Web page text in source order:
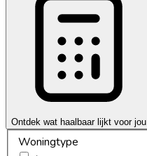
Ontdek wat haalbaar lijkt voor jou
Woningtype